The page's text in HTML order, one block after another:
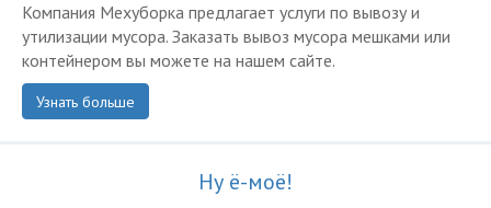
Компания Мехуборка предлагает услуги по вывозу и
утилизации мусора. Заказать вывоз мусора мешками или
контейнером вы можете на нашем сайте.
Узнать больше
Ну ё-моё!